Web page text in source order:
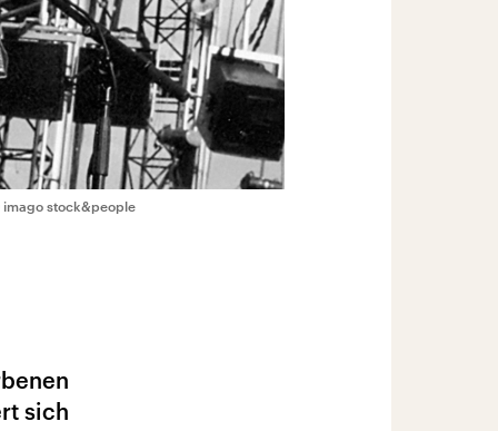
stock&people
sich